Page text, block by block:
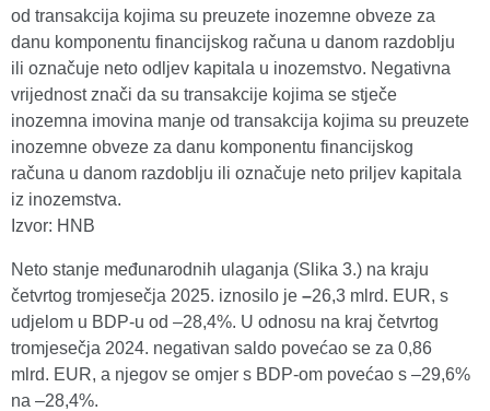
od transakcija kojima su preuzete inozemne obveze za
danu komponentu financijskog računa u danom razdoblju
ili označuje neto odljev kapitala u inozemstvo. Negativna
vrijednost znači da su transakcije kojima se stječe
inozemna imovina manje od transakcija kojima su preuzete
inozemne obveze za danu komponentu financijskog
računa u danom razdoblju ili označuje neto priljev kapitala
iz inozemstva.
Izvor: HNB
Neto stanje međunarodnih ulaganja (Slika 3.) na kraju
četvrtog tromjesečja 2025. iznosilo je –26,3 mlrd. EUR, s
udjelom u BDP-u od –28,4%. U odnosu na kraj četvrtog
tromjesečja 2024. negativan saldo povećao se za 0,86
mlrd. EUR, a njegov se omjer s BDP-om povećao s –29,6%
na –28,4%.